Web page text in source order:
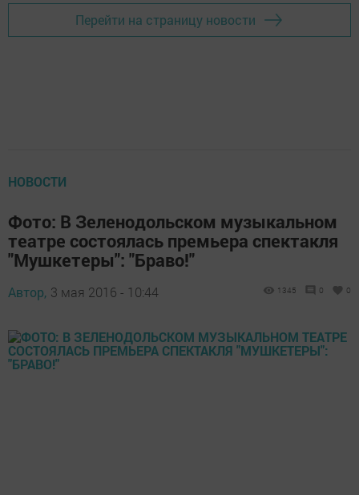
Перейти на страницу новости
НОВОСТИ
Фото: В Зеленодольском музыкальном
театре состоялась премьера спектакля
"Мушкетеры": "Браво!"
Автор, 3 мая 2016 - 10:44 1345 0 0